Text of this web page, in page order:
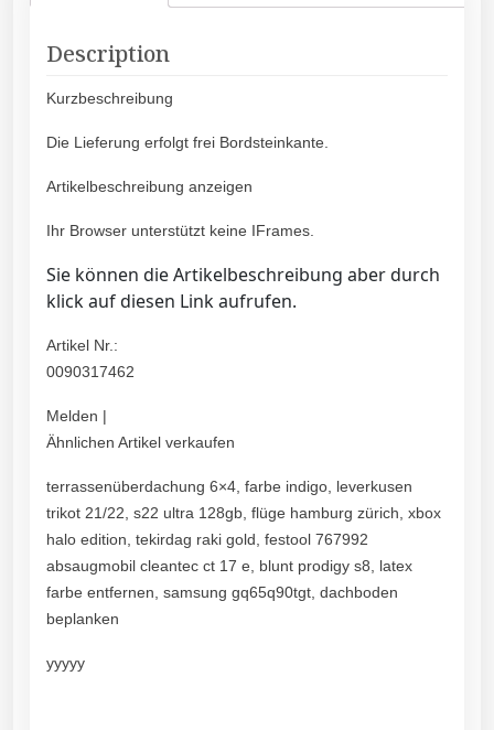
Description
Kurzbeschreibung
Die Lieferung erfolgt frei Bordsteinkante.
Artikelbeschreibung anzeigen
Ihr Browser unterstützt keine IFrames.
Sie können die Artikelbeschreibung aber durch
klick auf diesen Link aufrufen.
Artikel Nr.:
0090317462
Melden |
Ähnlichen Artikel verkaufen
terrassenüberdachung 6×4, farbe indigo, leverkusen
trikot 21/22, s22 ultra 128gb, flüge hamburg zürich, xbox
halo edition, tekirdag raki gold, festool 767992
absaugmobil cleantec ct 17 e, blunt prodigy s8, latex
farbe entfernen, samsung gq65q90tgt, dachboden
beplanken
yyyyy